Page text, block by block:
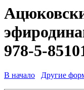
978-5-
В начало Другие